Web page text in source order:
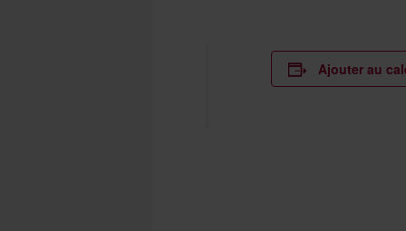
Ajouter au